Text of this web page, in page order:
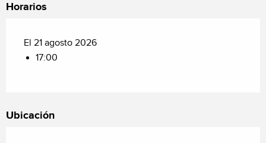
Horarios
El 21 agosto 2026
17:00
Ubicación